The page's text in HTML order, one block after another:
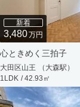
新着
3,480万円
心ときめく三拍子
大田区山王 （大森駅）
1LDK / 42.93㎡